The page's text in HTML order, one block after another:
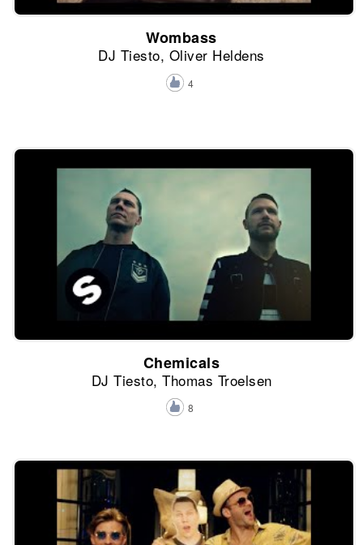
Wombass
DJ Tiesto, Oliver Heldens
4
Chemicals
DJ Tiesto, Thomas Troelsen
8